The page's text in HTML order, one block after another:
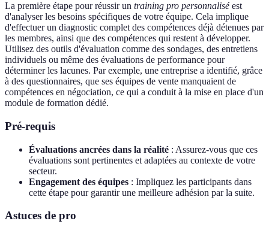
La première étape pour réussir un training pro personnaliséest
d'analyser les besoins spécifiques de votre équipe. Cela implique
d'effectuer un diagnostic complet des compétences déjà détenues par
les membres, ainsi que des compétences qui restent à développer.
Utilisez des outils d'évaluation comme des sondages, des entretiens
individuels ou même des évaluations de performance pour
déterminer les lacunes. Par exemple, une entreprise a identifié, grâce
à des questionnaires, que ses équipes de vente manquaient de
compétences en négociation, ce qui a conduit à la mise en place d'un
module de formation dédié.
Pré-requis
Évaluations ancrées dans la réalité : Assurez-vous que ces
évaluations sont pertinentes et adaptées au contexte de votre
secteur.
Engagement des équipes : Impliquez les participants dans
cette étape pour garantir une meilleure adhésion par la suite.
Astuces de pro